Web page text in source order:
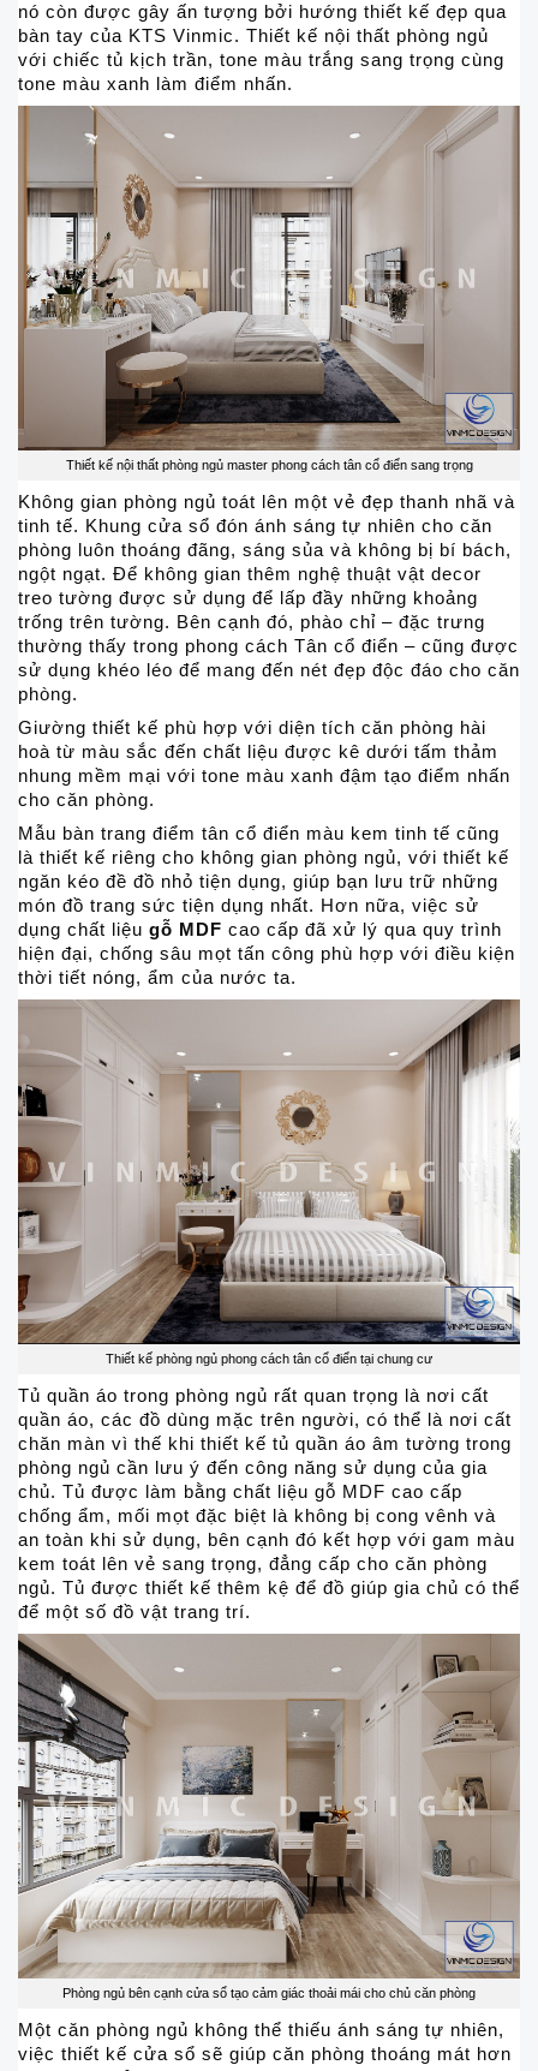
nó còn được gây ấn tượng bởi hướng thiết kế đẹp qua
bàn tay của KTS Vinmic. Thiết kế nội thất phòng ngủ
với chiếc tủ kịch trần, tone màu trắng sang trọng cùng
tone màu xanh làm điểm nhấn.
Thiết kế nội thất phòng ngủ master phong cách tân cổ điển sang trọng
Không gian phòng ngủ toát lên một vẻ đẹp thanh nhã và
tinh tế. Khung cửa sổ đón ánh sáng tự nhiên cho căn
phòng luôn thoáng đãng, sáng sủa và không bị bí bách,
ngột ngạt. Để không gian thêm nghệ thuật vật decor
treo tường được sử dụng để lấp đầy những khoảng
trống trên tường. Bên cạnh đó, phào chỉ – đặc trưng
thường thấy trong phong cách Tân cổ điển – cũng được
sử dụng khéo léo để mang đến nét đẹp độc đáo cho căn
phòng.
Giường thiết kế phù hợp với diện tích căn phòng hài
hoà từ màu sắc đến chất liệu được kê dưới tấm thảm
nhung mềm mại với tone màu xanh đậm tạo điểm nhấn
cho căn phòng.
Mẫu bàn trang điểm tân cổ điển màu kem tinh tế cũng
là thiết kế riêng cho không gian phòng ngủ, với thiết kế
ngăn kéo đề đồ nhỏ tiện dụng, giúp bạn lưu trữ những
món đồ trang sức tiện dụng nhất. Hơn nữa, việc sử
dụng chất liệu gỗ MDF cao cấp đã xử lý qua quy trình
hiện đại, chống sâu mọt tấn công phù hợp với điều kiện
thời tiết nóng, ẩm của nước ta.
Thiết kế phòng ngủ phong cách tân cổ điển tại chung cư
Tủ quần áo trong phòng ngủ rất quan trọng là nơi cất
quần áo, các đồ dùng mặc trên người, có thể là nơi cất
chăn màn vì thế khi thiết kế tủ quần áo âm tường trong
phòng ngủ cần lưu ý đến công năng sử dụng của gia
chủ. Tủ được làm bằng chất liệu gỗ MDF cao cấp
chống ẩm, mối mọt đặc biệt là không bị cong vênh và
an toàn khi sử dụng, bên cạnh đó kết hợp với gam màu
kem toát lên vẻ sang trọng, đẳng cấp cho căn phòng
ngủ. Tủ được thiết kế thêm kệ để đồ giúp gia chủ có thể
để một số đồ vật trang trí.
Phòng ngủ bên cạnh cửa sổ tạo cảm giác thoải mái cho chủ căn phòng
Một căn phòng ngủ không thể thiếu ánh sáng tự nhiên,
việc thiết kế cửa sổ sẽ giúp căn phòng thoáng mát hơn